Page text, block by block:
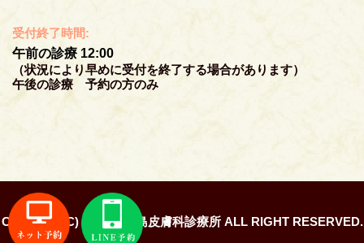
受付終了時間:
午前の診療 12:00
（状況により早めに受付を終了する場合があります）
午後の診療 予約の方のみ
Copyright (C) 2026 知恵島皮膚科診療所 ALL RIGHT RESERVED.